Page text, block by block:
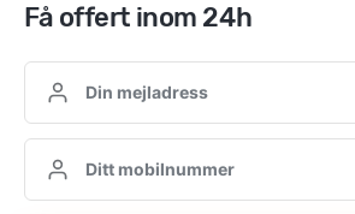
Få offert inom 24h